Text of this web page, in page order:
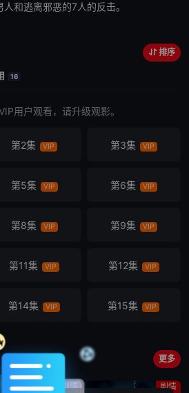
和逃离邪恶的7人的反击。
排序
16
用户观看，请升级观影。
第2集 VIP 第3集 VIP
第5集 VIP 第6集 VIP
第8集 VIP 第9集 VIP
第11集 VIP 第12集 VIP
第14集 VIP 第15集 VIP
更多
剧情 剧情